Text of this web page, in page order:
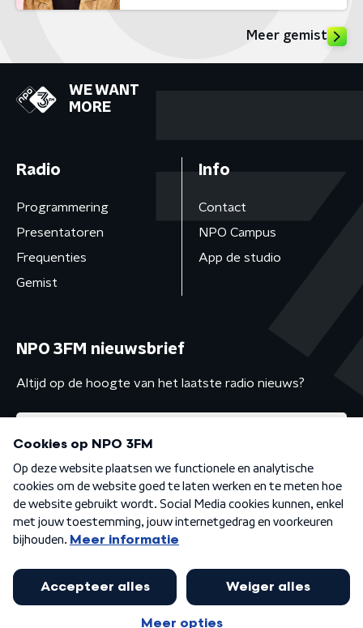
Meer gemist
WE WANT
MORE
Radio
Programmering
Presentatoren
Frequenties
Gemist
Info
Contact
NPO Campus
App de studio
NPO 3FM nieuwsbrief
Altijd op de hoogte van het laatste radio nieuws?
Algemene voorwaarden Privacybeleid